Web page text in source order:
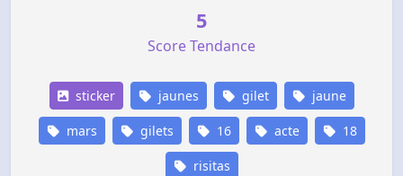
5
Score Tendance
sticker jaunes gilet jaune
mars gilets 16 acte 18
risitas